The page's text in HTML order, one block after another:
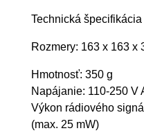
Technická špecifikácia
Rozmery: 163 x 163 x
Hmotnosť: 350 g
Napájanie: 110-250 V
Výkon rádiového
(max. 25 mW)